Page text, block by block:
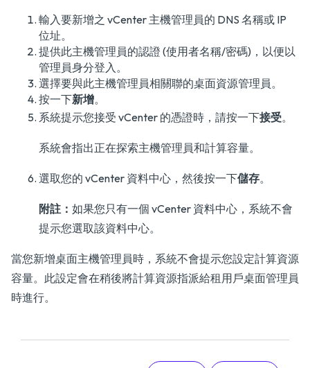
輸入要新增之 vCenter 主機管理員的 DNS 名稱或 IP
位址。
提供此主機管理員的認證 (使用者名稱/密碼)，以便以
管理員身分登入。
選擇要與此主機管理員相關聯的桌面資源管理員。
按一下新增。
系統提示您接受 vCenter 的憑證時，請按一下接受。
系統會指出正在探索主機管理員和計算容量。
選取您的 vCenter 資料中心，然後按一下儲存。
附註： 如果您只有一個 vCenter 資料中心，系統不會
提示您選取該資料中心。
當您新增桌面主機管理員時，系統不會提示您設定計算資源
容量。此設定會在稍後將計算資源指派給租用戶桌面管理員
時進行。